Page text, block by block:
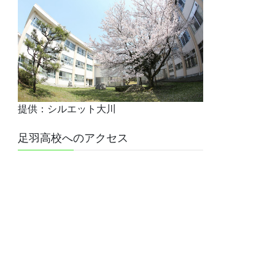
提供：シルエット大川
足羽高校へのアクセス